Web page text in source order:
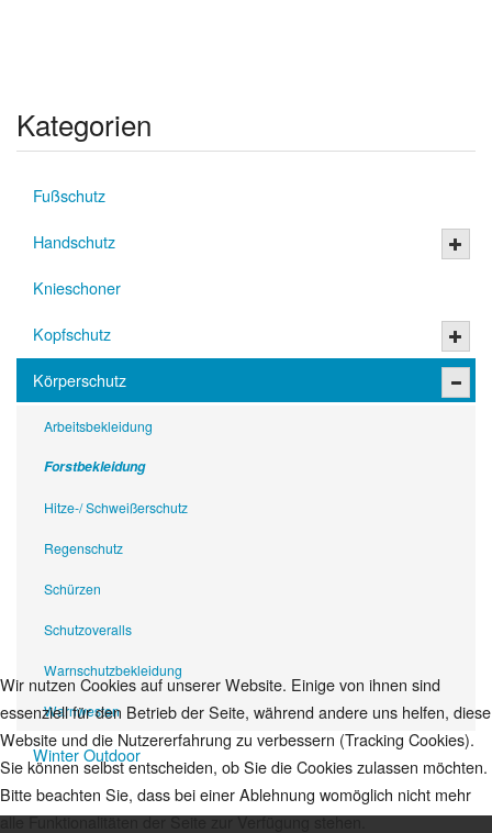
Kategorien
Fußschutz
Handschutz
Knieschoner
Kopfschutz
Körperschutz
Arbeitsbekleidung
Forstbekleidung
Hitze-/ Schweißerschutz
Regenschutz
Schürzen
Schutzoveralls
Warnschutzbekleidung
Warnwesten
Winter Outdoor
Wir nutzen Cookies auf unserer Website. Einige von ihnen sind
essenziell für den Betrieb der Seite, während andere uns helfen, diese
Website und die Nutzererfahrung zu verbessern (Tracking Cookies).
Sie können selbst entscheiden, ob Sie die Cookies zulassen möchten.
Bitte beachten Sie, dass bei einer Ablehnung womöglich nicht mehr
alle Funktionalitäten der Seite zur Verfügung stehen.